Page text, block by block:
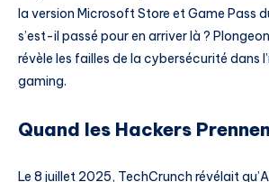
la version Microsoft Store et Game Pass
s’est-il passé pour en arriver là ?
révèle les failles de la cybersécurité dans
gaming.
Quand les Hackers
Le 8 juillet 2025, TechCrunch révélait